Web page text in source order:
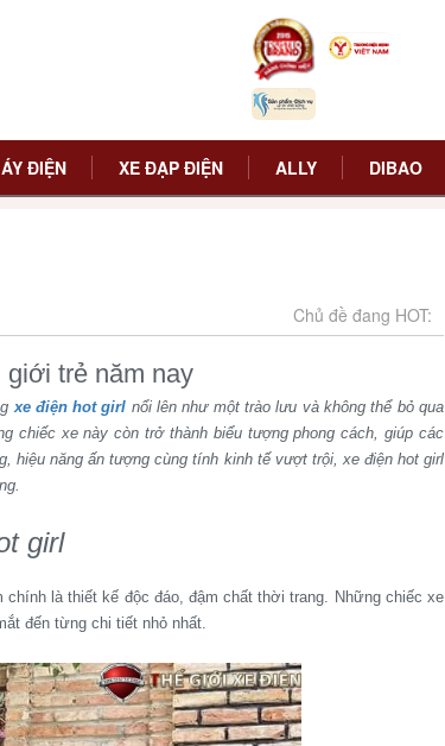
ĐIỆN XE ĐẠP ĐIỆN ALLY DIBAO
Chủ đề đang HOT:
trẻ năm nay
xe điện hot girl nổi lên như một trào lưu và không thể bỏ qua
chiếc xe này còn trở thành biểu tượng phong cách, giúp các
hiệu năng ấn tượng cùng tính kinh tế vượt trội, xe điện hot girl
girl
là thiết kế độc đáo, đậm chất thời trang. Những chiếc xe
đến từng chi tiết nhỏ nhất.